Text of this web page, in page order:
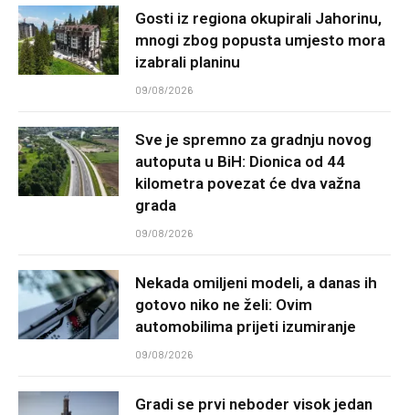
Gosti iz regiona okupirali Jahorinu,
mnogi zbog popusta umjesto mora
izabrali planinu
09/08/2026
Sve je spremno za gradnju novog
autoputa u BiH: Dionica od 44
kilometra povezat će dva važna
grada
09/08/2026
Nekada omiljeni modeli, a danas ih
gotovo niko ne želi: Ovim
automobilima prijeti izumiranje
09/08/2026
Gradi se prvi neboder visok jedan